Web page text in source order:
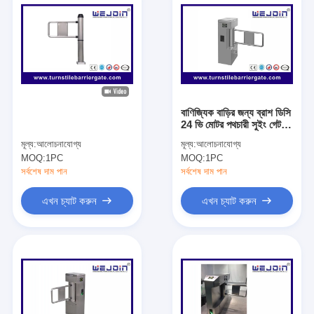
ভিডিও
মূল্য:আলোচনাযোগ্য
MOQ:1PC
সর্বশেষ দাম পান
এখন চ্যাট করুন
বাণিজ্যিক বাড়ির জন্য ব্রাশ ডিসি
24 ভি মোটর পথচারী সুইং গেট
মূল্য:আলোচনাযোগ্য
MOQ:1PC
সর্বশেষ দাম পান
এখন চ্যাট করুন